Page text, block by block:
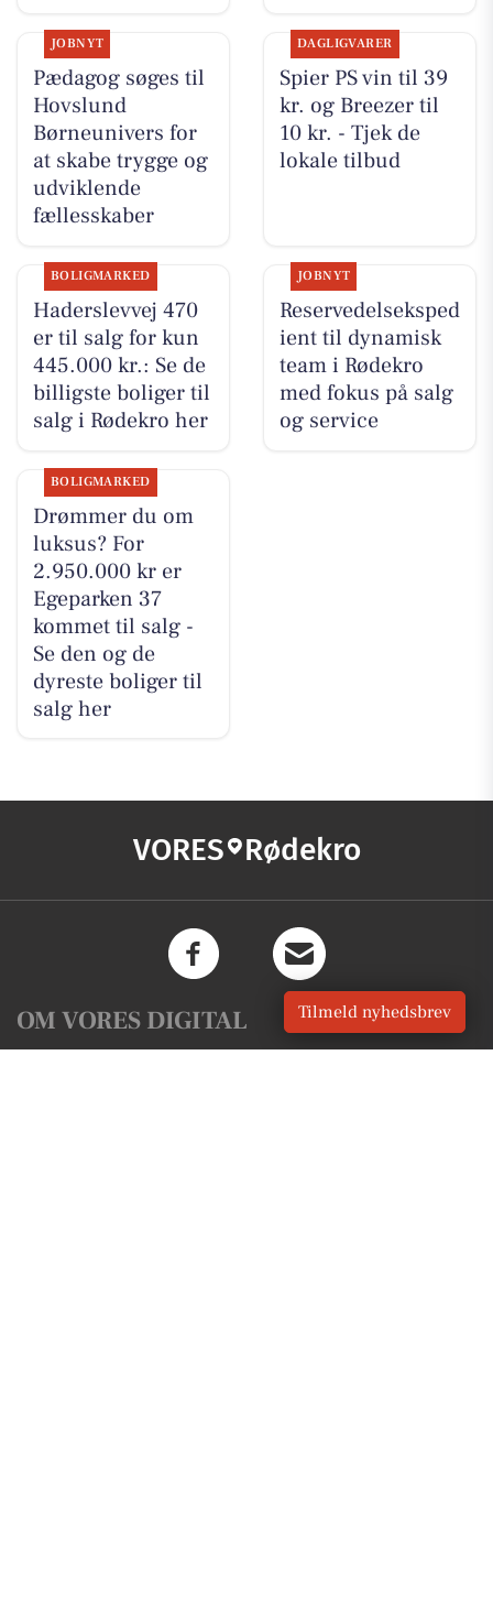
JOBNYT
Pædagog søges til
Hovslund
Børneunivers for
at skabe trygge og
udviklende
fællesskaber
DAGLIGVARER
Spier PS vin til 39
kr. og Breezer til
10 kr. - Tjek de
lokale tilbud
BOLIGMARKED
Haderslevvej 470
er til salg for kun
445.000 kr.: Se de
billigste boliger til
salg i Rødekro her
JOBNYT
Reservedelseksped
ient til dynamisk
team i Rødekro
med fokus på salg
og service
BOLIGMARKED
Drømmer du om
luksus? For
2.950.000 kr er
Egeparken 37
kommet til salg -
Se den og de
dyreste boliger til
salg her
VORES Rødekro
OM VORES DIGITAL Tilmeld nyhedsbrev